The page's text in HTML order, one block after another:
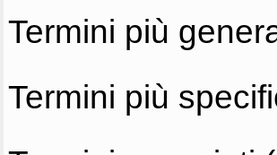
Termini più
Termini più